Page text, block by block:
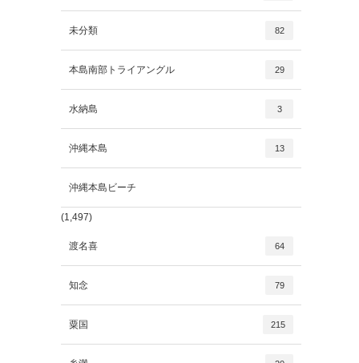
未分類 82
本島南部トライアングル 29
水納島 3
沖縄本島 13
沖縄本島ビーチ
(1,497)
渡名喜 64
知念 79
粟国 215